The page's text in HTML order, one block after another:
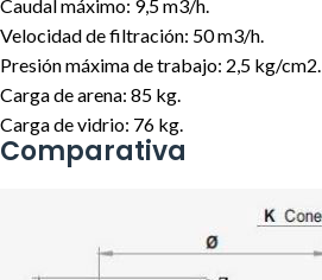
Caudal máximo: 9,5 m3/h.
Velocidad de filtración: 50 m3/h.
Presión máxima de trabajo: 2,5 kg/cm2.
Carga de arena: 85 kg.
Carga de vidrio: 76 kg.
Comparativa